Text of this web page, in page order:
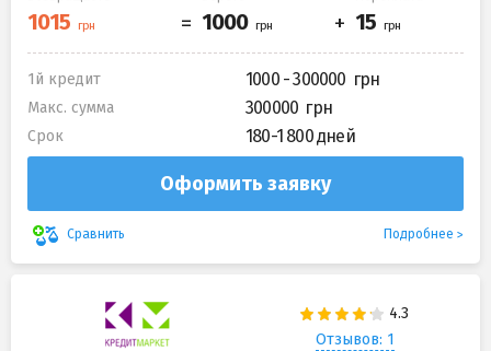
1й кредит 1000 - 300000
Макс. сумма 300000
Срок 180-1 800 дней
Оформить заявку
Сравнить Подробнее
Отзывов: 1